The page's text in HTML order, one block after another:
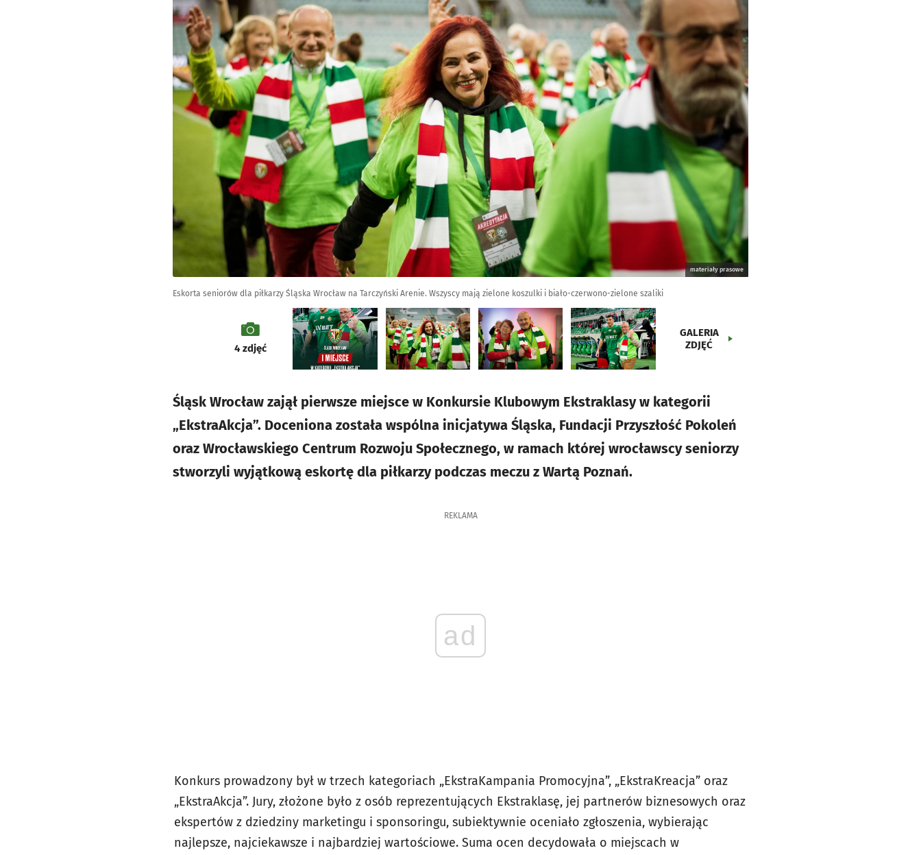
materiały prasowe
Eskorta seniorów dla piłkarzy Śląska Wrocław na Tarczyński Arenie. Wszyscy mają zielone koszulki i biało-czerwono-zielone szaliki
galeria
4zdjęć
GALERIA
ZDJĘĆ
Śląsk Wrocław zajął pierwsze miejsce w Konkursie Klubowym Ekstraklasy w kategorii
„EkstraAkcja”. Doceniona została wspólna inicjatywa Śląska, Fundacji Przyszłość Pokoleń
oraz Wrocławskiego Centrum Rozwoju Społecznego, w ramach której wrocławscy seniorzy
stworzyli wyjątkową eskortę dla piłkarzy podczas meczu z Wartą Poznań.
REKLAMA
ad
Konkurs prowadzony był w trzech kategoriach „EkstraKampania Promocyjna”, „EkstraKreacja” oraz
„EkstraAkcja”. Jury, złożone było z osób reprezentujących Ekstraklasę, jej partnerów biznesowych oraz
ekspertów z dziedziny marketingu i sponsoringu, subiektywnie oceniało zgłoszenia, wybierając
najlepsze, najciekawsze i najbardziej wartościowe. Suma ocen decydowała o miejscach w